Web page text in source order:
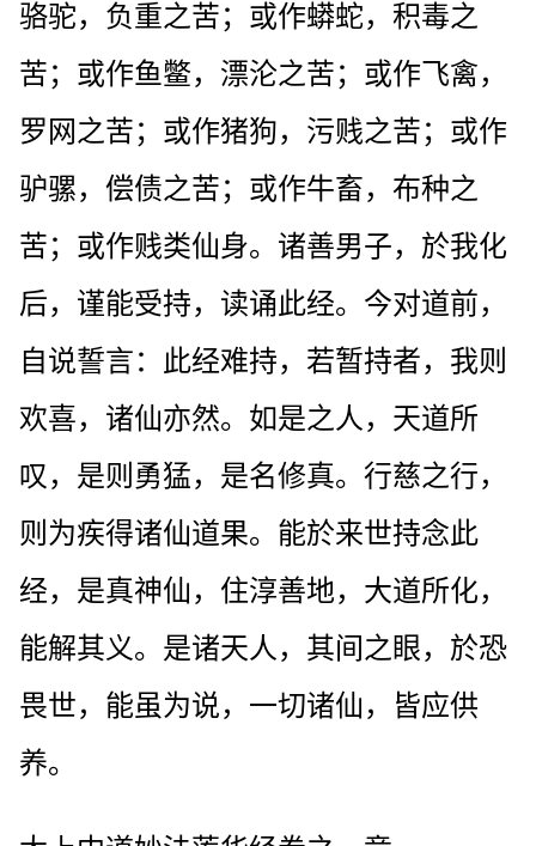
骆驼，负重之苦；或作蟒蛇，积毒之
苦；或作鱼鳖，漂沦之苦；或作飞禽，
罗网之苦；或作猪狗，污贱之苦；或作
驴骡，偿债之苦；或作牛畜，布种之
苦；或作贱类仙身。诸善男子，於我化
后，谨能受持，读诵此经。今对道前，
自说誓言：此经难持，若暂持者，我则
欢喜，诸仙亦然。如是之人，天道所
叹，是则勇猛，是名修真。行慈之行，
则为疾得诸仙道果。能於来世持念此
经，是真神仙，住淳善地，大道所化，
能解其义。是诸天人，其间之眼，於恐
畏世，能虽为说，一切诸仙，皆应供
养。